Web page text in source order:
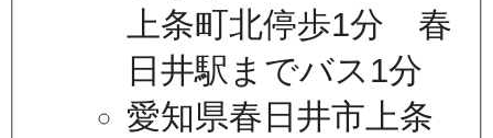
上条町北停歩1分 春
日井駅までバス1分
愛知県春日井市上条